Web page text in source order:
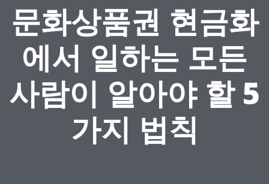
문화상품권 현금화
에서 일하는 모든
사람이 알아야 할 5
가지 법칙